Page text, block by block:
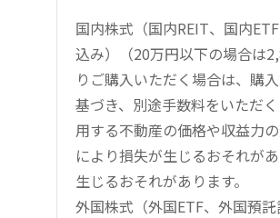
国内株式（国内REIT、国内
込み）（20万円以下の場合は
りご購入いただく場合は、購
基づき、別途手数料をいただ
用する不動産の価格や収益力
により損失が生じるおそれが
生じるおそれがあります。
外国株式（外国ETF、外国預